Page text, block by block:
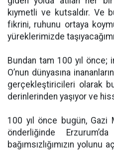
kıymetli ve kutsaldır. Ve
fikrini, ruhunu ortaya
yüreklerimizde
Bundan tam 100 yıl önce;
O’nun dünyasına
gerçekleştiricileri olarak
derinlerinden yaşıyor ve
100 yıl önce bugün, Gazi
önderliğinde
bağımsızlığımızın